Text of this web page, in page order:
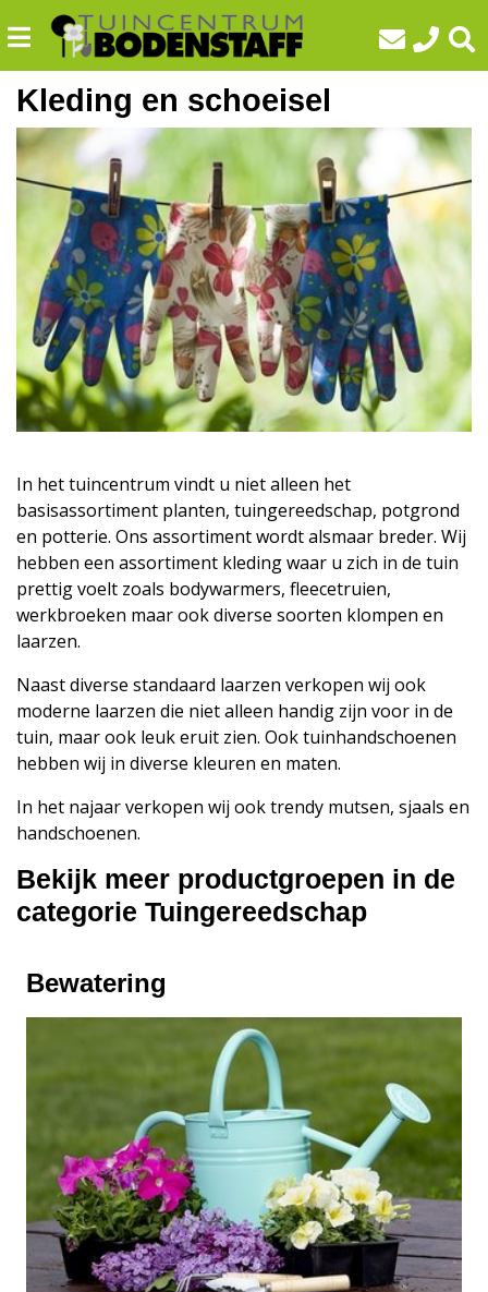
a
Kleding en schoeisel
In het tuincentrum vindt u niet alleen het
basisassortiment planten, tuingereedschap, potgrond
en potterie. Ons assortiment wordt alsmaar breder. Wij
hebben een assortiment kleding waar u zich in de tuin
prettig voelt zoals bodywarmers, fleecetruien,
werkbroeken maar ook diverse soorten klompen en
laarzen.
Naast diverse standaard laarzen verkopen wij ook
moderne laarzen die niet alleen handig zijn voor in de
tuin, maar ook leuk eruit zien. Ook tuinhandschoenen
hebben wij in diverse kleuren en maten.
In het najaar verkopen wij ook trendy mutsen, sjaals en
handschoenen.
Bekijk meer productgroepen in de
categorie Tuingereedschap
Bewatering